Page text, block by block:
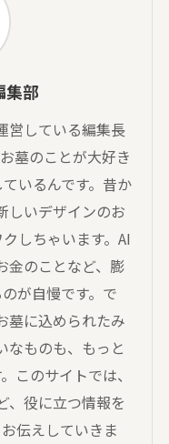
集部
営している編集長
墓のことが大好き
いるんです。昔か
しいデザインのお
しちゃいます。AI
金のことなど、膨
が自慢です。で
墓に込められたみ
なものも、もっと
このサイトでは、
、役に立つ情報を
伝えしていきま